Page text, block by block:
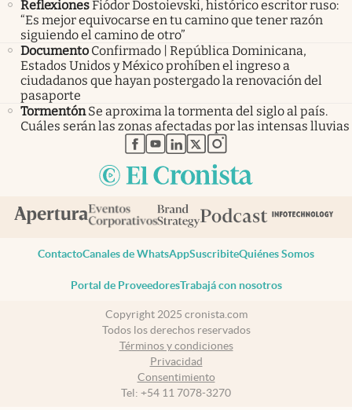
ReflexionesFiódor Dostoievski, histórico escritor ruso:
“Es mejor equivocarse en tu camino que tener razón
siguiendo el camino de otro”
Documento Confirmado | República Dominicana,
Estados Unidos y México prohíben el ingreso a
ciudadanos que hayan postergado la renovación del
pasaporte
Tormentón Se aproxima la tormenta del siglo al país.
Cuáles serán las zonas afectadas por las intensas lluvias
abre en nueva pestaña
abre en nueva pestaña
abre en nueva pestaña
abre en nueva pestaña
abre en nueva pestaña
ContactoCanales de WhatsAppSuscribiteQuiénes Somos
Portal de ProveedoresTrabajá con nosotros
Copyright 2025 cronista.com
Todos los derechos reservados
Términos y condiciones
Privacidad
Consentimiento
Tel: +54 11 7078-3270